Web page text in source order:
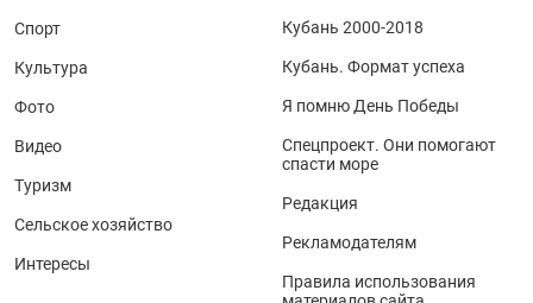
Спорт
Культура
Фото
Видео
Туризм
Сельское хозяйство
Интересы
Кубань 2000-2018
Кубань. Формат успеха
Я помню День Победы
Спецпроект. Они помогают
спасти море
Редакция
Рекламодателям
Правила использования